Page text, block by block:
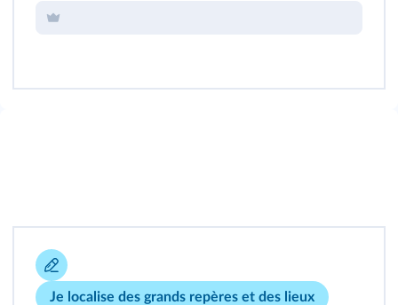
Je localise des grands repères et des lieux